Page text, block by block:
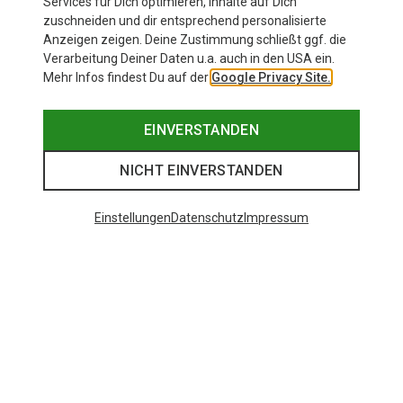
Zur Produktseite
zuschneiden und dir entsprechend personalisierte
Anzeigen zeigen. Deine Zustimmung schließt ggf. die
Verarbeitung Deiner Daten u.a. auch in den USA ein.
Mehr Infos findest Du auf der Google Privacy Site.
EINVERSTANDEN
NICHT EINVERSTANDEN
EinstellungenDatenschutz Impressum